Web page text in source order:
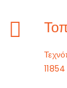
11854